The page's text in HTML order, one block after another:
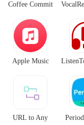
Coffee Commit
Apple Music
URL to Any